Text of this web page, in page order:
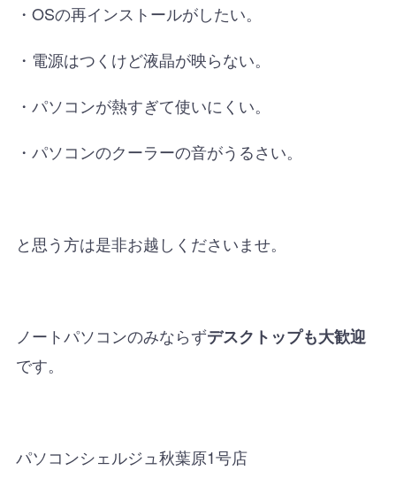
・OSの再インストールがしたい。
・電源はつくけど液晶が映らない。
・パソコンが熱すぎて使いにくい。
・パソコンのクーラーの音がうるさい。
と思う方は是非お越しくださいませ。
ノートパソコンのみならずデスクトップも大歓迎
です。
パソコンシェルジュ秋葉原1号店